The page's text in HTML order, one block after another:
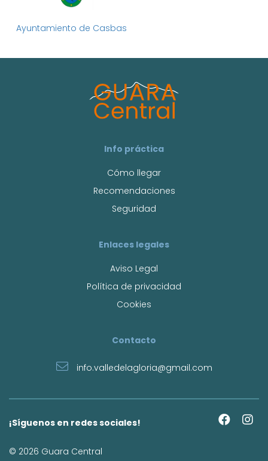
Ayuntamiento de Casbas
Info práctica
Cómo llegar
Recomendaciones
Seguridad
Enlaces legales
Aviso Legal
Política de privacidad
Cookies
Contacto
info.valledelagloria@gmail.com
¡Síguenos en redes sociales!
© 2026 Guara Central